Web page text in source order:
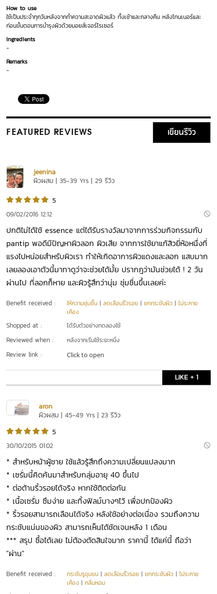
How to use
ใช้เป็นประจำทุกวันหลังจากทำความสะอาดผิวแล้ว ทั้งเช้าและกลางคืน หลังโทนเนอร์และ
ก่อนขั้นตอนการบำรุงผิวด้วยมอยส์เจอร์ไรเซอร์
Ingredients
-
Remarks
-
FEATURED REVIEWS เขียนรีวิว
jeenina
ผิวผสม | 35-39 Yrs | 29 รีวิว
5
09/02/2016 12:12
ปกติไม่ได้ใช้ essence แต่ได้รับรางวัลมาจากการร่วมกิจกรรมกับ
pantip พอดีมีปัญหาผิวลอก ผิวเสีย จากการใช้ยาแก้สิวยี่ห้อหนึ่งที่
แรงไปหน่อยสำหรับผิวเรา ทำให้เกิดอาการผิวแดงและลอก แสบมาก
เลยลองเอาตัวนี้มาทาดูว่าจะช่วยได้มั้ย ปรากฎว่ามันช่วยได้ ! 2 วัน
ผ่านไป ที่ลอกก็หาย และผิวรู้สึกว่านุ่ม ชุ่มชื่นขึ้นเลยค่ะ
Benefit received : ให้ความชุ่มชื้น |ลดเลือนริ้วรอย |ยกกระชับผิว |ไม่ระคาย
เคือง
Shopped at : ได้รับตัวอย่างทดลองใช้
Reviewed when : หลังจากเริ่มใช้ระยะหนึ่ง
Review link : Click to open
LIKE + 1
aron
ผิวผสม | 45-49 Yrs | 23 รีวิว
5
30/10/2015 01:02
* สำหรับหน้าผู้ชาย ใช้แล้วรู้สึกถึงความเปลี่ยนแปลงมาก
* เซรั่มนี้คิดค้นมาสำหรับกลุ่มอายุ 40 ขึ้นไป
* ต่อต้านริ้วรอยได้จริง หากใช้ติดต่อกัน
* เนื้อเซรั่ม ซึมง่าย และทิ้งฟิลม์บางๆไว้ เพื่อปกป้องผิว
* ริ้วรอยสามารถเลือนได้จริง หลังใช้อย่างต่อเนื่อง รวมถึงความ
กระชับแน่นของผิว สามารถเห็นได้ชัดเจนหลัง 1 เดือน
*** สรุป ซื้อได้เลย ไม่ต้องตัดสินใจมาก ราคานี้ ได้แค่นี้ ถือว่า
"ผ่าน"
Benefit received : กระชับรูขุมขน |ลดเลือนริ้วรอย |ยกกระชับผิว |ไม่ระคาย
เคือง |กลิ่นหอม